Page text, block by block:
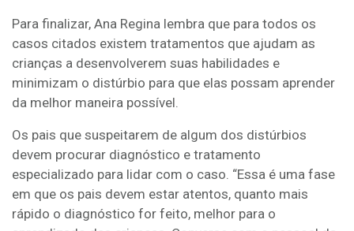
Para finalizar, Ana Regina lembra que para todos os
casos citados existem tratamentos que ajudam as
crianças a desenvolverem suas habilidades e
minimizam o distúrbio para que elas possam aprender
da melhor maneira possível.
Os pais que suspeitarem de algum dos distúrbios
devem procurar diagnóstico e tratamento
especializado para lidar com o caso. “Essa é uma fase
em que os pais devem estar atentos, quanto mais
rápido o diagnóstico for feito, melhor para o